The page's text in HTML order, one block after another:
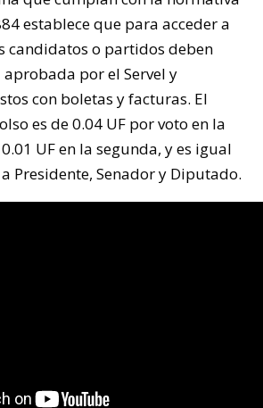
establece que para acceder a
candidatos o partidos deben
por el Servel y
con boletas y facturas. El
es de 0.04 UF por voto en la
UF en la segunda, y es igual
Presidente, Senador y Diputado.